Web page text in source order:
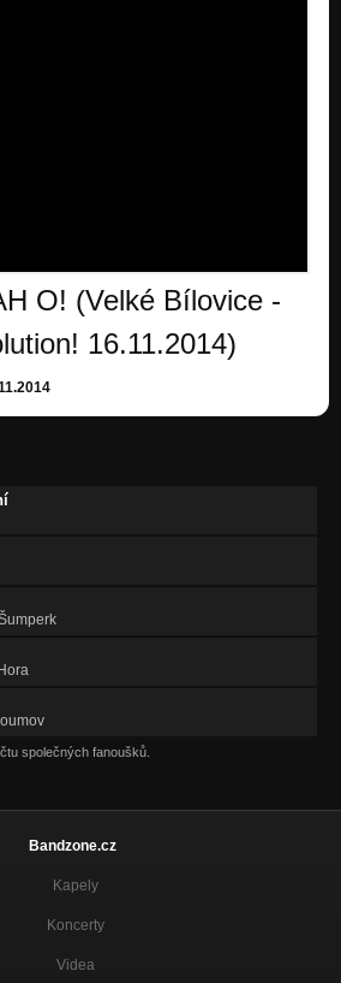
O! (Velké Bílovice -
16.11.2014)
společných fanoušků.
Bandzone.cz
Kapely
Koncerty
Videa